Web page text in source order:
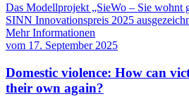
Das Modellprojekt „SieWo – Sie wohnt
SINN Innovationspreis 2025
Mehr Informationen
vom 17. September 2025
Domestic violence: How can
their own again?